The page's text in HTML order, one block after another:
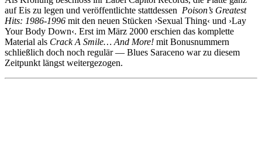
auf Eis zu legen und veröffentlichte stattdessen Poison’s Greatest
Hits: 1986-1996 mit den neuen Stücken ›Sexual Thing‹ und ›Lay
Your Body Down‹. Erst im März 2000 erschien das komplette
Material als Crack A Smile… And More! mit Bonusnummern
schließlich doch noch regulär — Blues Saraceno war zu diesem
Zeitpunkt längst weitergezogen.